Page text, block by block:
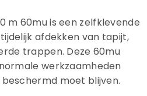
m 60mu is een zelfklevende
afdekken van tapijt,
trappen. Deze 60mu
werkzaamheden
moet blijven.